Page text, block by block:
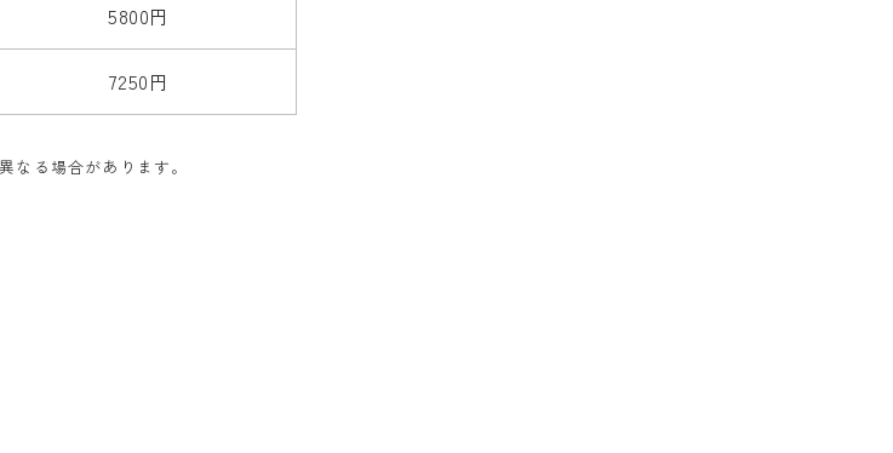
5800円
7250円
る場合があります。